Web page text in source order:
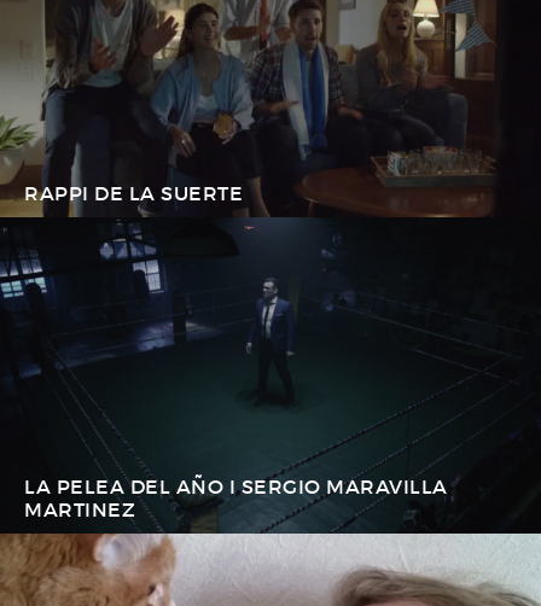
RAPPI DE LA SUERTE
LA PELEA DEL AÑO I SERGIO MARAVILLA
MARTINEZ